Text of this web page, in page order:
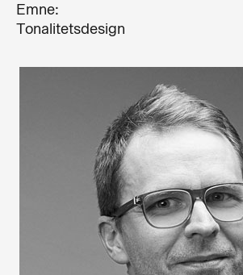
Emne:
Tonalitetsdesign